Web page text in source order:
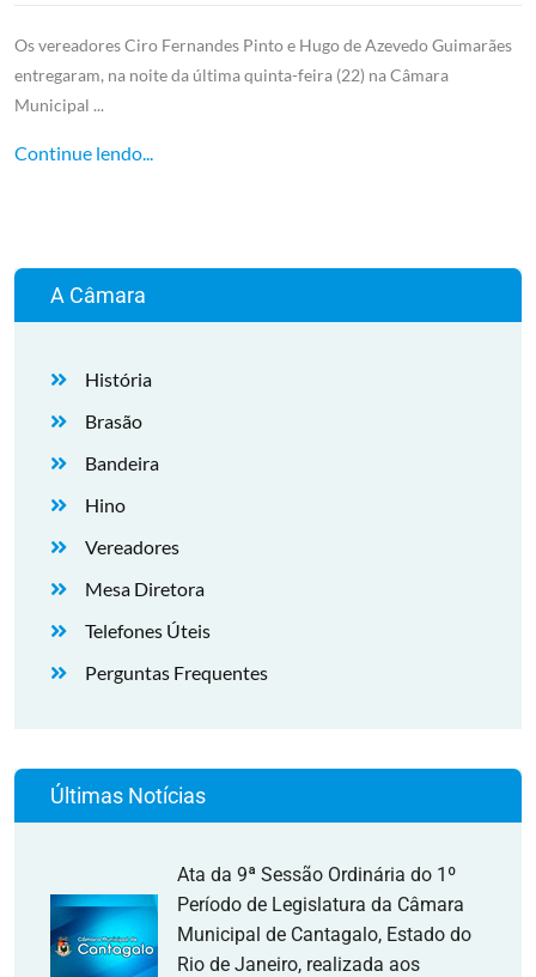
Os vereadores Ciro Fernandes Pinto e Hugo de Azevedo Guimarães
entregaram, na noite da última quinta-feira (22) na Câmara
Municipal ...
Continue lendo...
A Câmara
História
Brasão
Bandeira
Hino
Vereadores
Mesa Diretora
Telefones Úteis
Perguntas Frequentes
Últimas Notícias
Ata da 9ª Sessão Ordinária do 1º
Período de Legislatura da Câmara
Municipal de Cantagalo, Estado do
Rio de Janeiro, realizada aos